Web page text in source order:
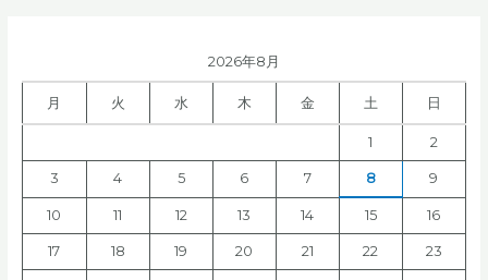
う！
て
2026年8月
月 火 水 木 金 土 日
1 2
3 4 5 6 7 8 9
10 11 12 13 14 15 16
17 18 19 20 21 22 23